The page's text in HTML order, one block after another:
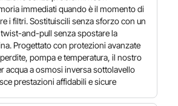
immediati quando è il momento di
i filtri. Sostituiscili senza sforzo con un
and-pull senza spostare la
Progettato con protezioni avanzate
pompa e temperatura, il nostro
acqua a osmosi inversa sottolavello
prestazioni affidabili e sicure